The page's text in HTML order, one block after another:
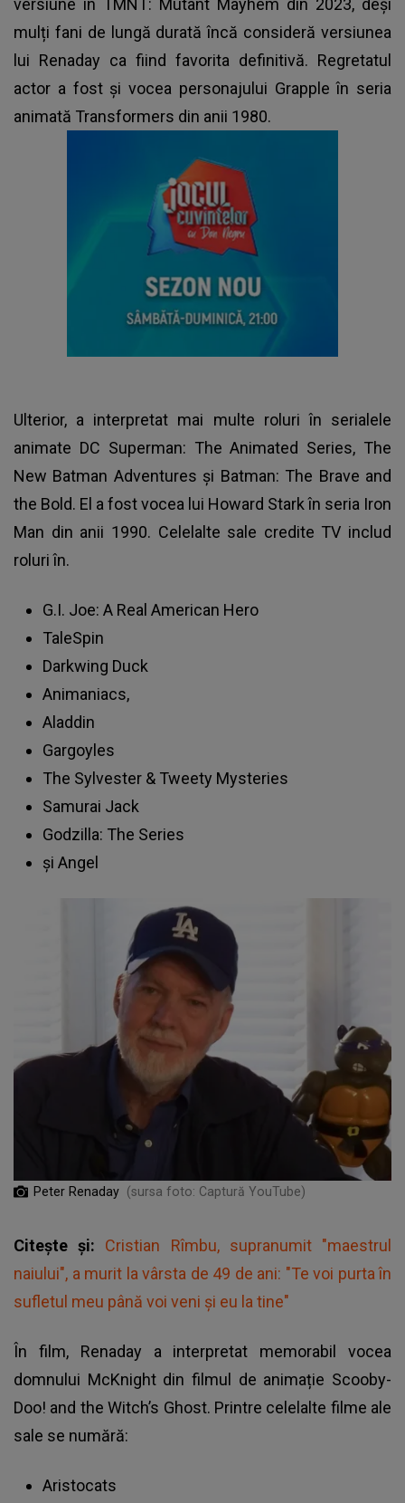
versiune în TMNT: Mutant Mayhem din 2023, deși
mulți fani de lungă durată încă consideră versiunea
lui Renaday ca fiind favorita definitivă. Regretatul
actor a fost și vocea personajului Grapple în seria
animată Transformers din anii 1980.
Ulterior, a interpretat mai multe roluri în serialele
animate DC Superman: The Animated Series, The
New Batman Adventures și Batman: The Brave and
the Bold. El a fost vocea lui Howard Stark în seria Iron
Man din anii 1990. Celelalte sale credite TV includ
roluri în.
G.I. Joe: A Real American Hero
TaleSpin
Darkwing Duck
Animaniacs,
Aladdin
Gargoyles
The Sylvester & Tweety Mysteries
Samurai Jack
Godzilla: The Series
și Angel
Peter Renaday (sursa foto: Captură YouTube)
Citește și: Cristian Rîmbu, supranumit "maestrul
naiului", a murit la vârsta de 49 de ani: "Te voi purta în
sufletul meu până voi veni și eu la tine"
În film, Renaday a interpretat memorabil vocea
domnului McKnight din filmul de animație Scooby-
Doo! and the Witch’s Ghost. Printre celelalte filme ale
sale se numără:
Aristocats